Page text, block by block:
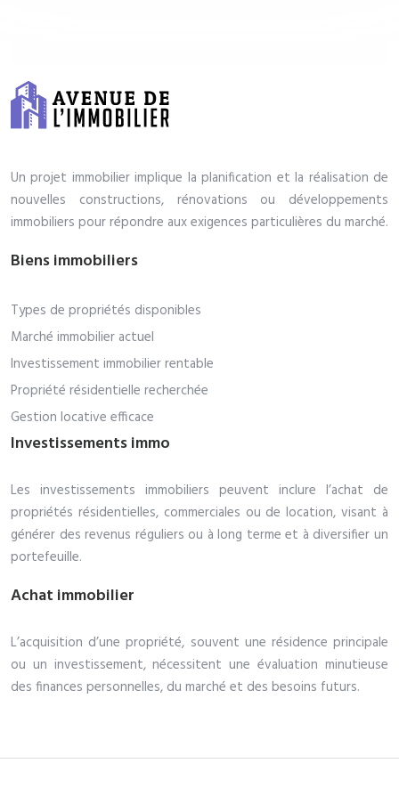
Un projet immobilier implique la planification et la réalisation de
nouvelles constructions, rénovations ou développements
immobiliers pour répondre aux exigences particulières du marché.
Biens immobiliers
Types de propriétés disponibles
Marché immobilier actuel
Investissement immobilier rentable
Propriété résidentielle recherchée
Gestion locative efficace
Investissements immo
Les investissements immobiliers peuvent inclure l’achat de
propriétés résidentielles, commerciales ou de location, visant à
générer des revenus réguliers ou à long terme et à diversifier un
portefeuille.
Achat immobilier
L’acquisition d’une propriété, souvent une résidence principale
ou un investissement, nécessitent une évaluation minutieuse
des finances personnelles, du marché et des besoins futurs.